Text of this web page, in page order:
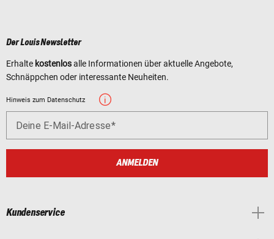
Der Louis Newsletter
Erhalte kostenlosalle Informationen über aktuelle Angebote,
Schnäppchen oder interessante Neuheiten.
Hinweis zum Datenschutz
Deine E-Mail-Adresse
ANMELDEN
Kundenservice